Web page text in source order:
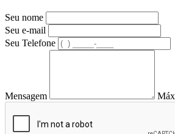
Seu nome
Seu e-mail
Seu Telefone
Mensagem